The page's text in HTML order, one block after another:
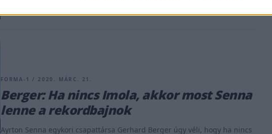
FORMA-1 / 2020. MÁRC. 21.
Berger: Ha nincs Imola, akkor most Senna
lenne a rekordbajnok
Ayrton Senna egykori csapattársa Gerhard Berger úgy véli, hogy ha nincs